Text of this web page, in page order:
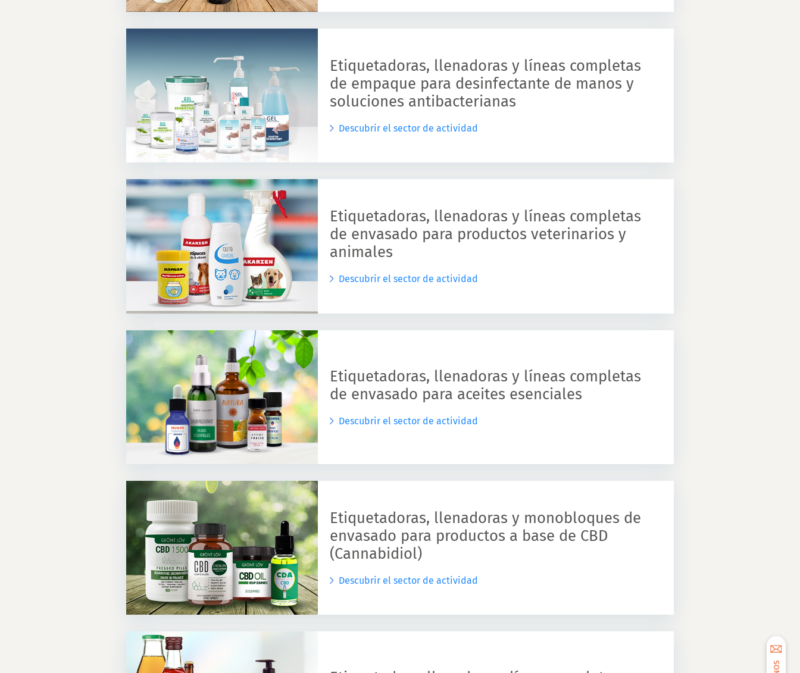
Etiquetadoras, llenadoras y líneas completas
de empaque para desinfectante de manos y
soluciones antibacterianas
Descubrir el sector de actividad
Etiquetadoras, llenadoras y líneas completas
de envasado para productos veterinarios y
animales
Descubrir el sector de actividad
Etiquetadoras, llenadoras y líneas completas
de envasado para aceites esenciales
Descubrir el sector de actividad
Etiquetadoras, llenadoras y monobloques de
envasado para productos a base de CBD
(Cannabidiol)
Descubrir el sector de actividad